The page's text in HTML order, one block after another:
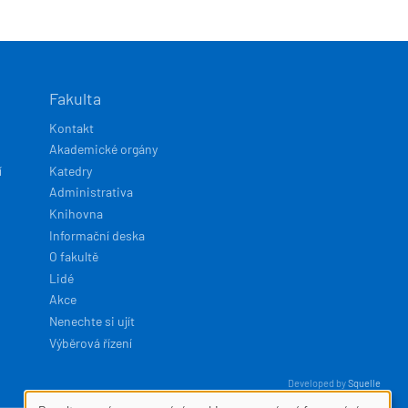
Fakulta
Kontakt
Akademické orgány
Katedry
Administrativa
Knihovna
Informační deska
O fakultě
Lidé
Akce
Nenechte si ujít
Výběrová řízení
Developed bySquelle